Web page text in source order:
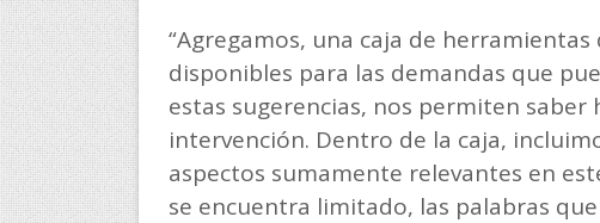
“Agregamos, una caja de
disponibles para las demandas que
estas sugerencias, nos permiten
intervención. Dentro de la caja,
aspectos sumamente relevantes en
se encuentra limitado, las palabras